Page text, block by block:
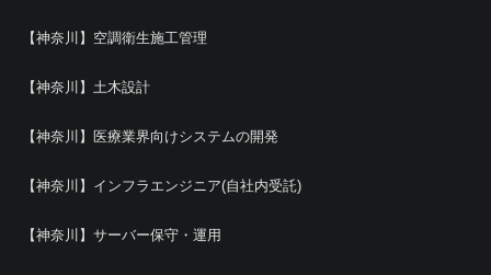
【神奈川】空調衛生施工管理
【神奈川】土木設計
【神奈川】医療業界向けシステムの開発
【神奈川】インフラエンジニア(自社内受託)
【神奈川】サーバー保守・運用